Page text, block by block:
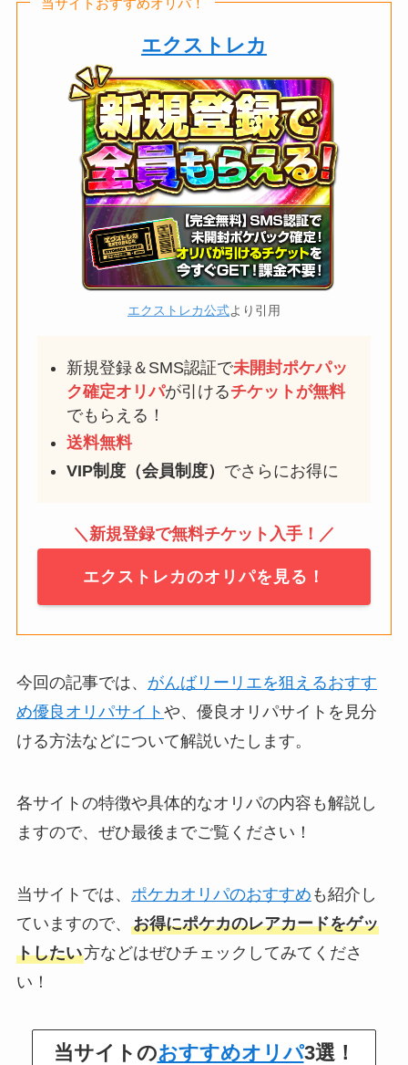
当サイトおすすめオリパ！
エクストレカ
エクストレカ公式より引用
新規登録＆SMS認証で未開封ポケパッ
ク確定オリパが引けるチケットが無料
でもらえる！
送料無料
VIP制度（会員制度） でさらにお得に
＼新規登録で無料チケット入手！／
エクストレカのオリパを見る！
今回の記事では、 がんばリーリエを狙えるおすす
め優良オリパサイト や、優良オリパサイトを見分
ける方法などについて解説いたします。
各サイトの特徴や具体的なオリパの内容も解説し
ますので、ぜひ最後までご覧ください！
当サイトでは、 ポケカオリパのおすすめ も紹介し
ていますので、 お得にポケカのレアカードをゲッ
トしたい方などはぜひチェックしてみてくださ
い！
当サイトのおすすめオリパ3選！